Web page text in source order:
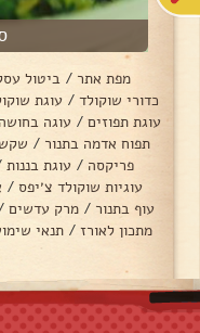
מפת אתר / ביטול
כדורי שוקולד / עוגת
עוגת תפוזים / עוגה בחושה
תפוח אדמה בתנור /
פריקסה / עוגת בננות
עוגיות שוקולד צ׳יפס /
עוף בתנור / מרק עדשים
מתכון לאורז / תנאי